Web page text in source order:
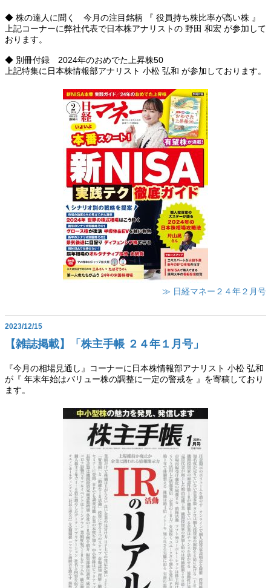
◆ 株の達人に聞く 今月の注目銘柄 『 役員持ち株比率が高い株 』
上記コーナーに弊社代表で日本株アナリストの 野田 和宏 が参加して
おります。
◆ 別冊付録 2024年のおめでた上昇株50
上記特集に日本株情報部アナリスト 小松 弘和 が参加しております。
≫ 日経マネー２４年２月号
2023/12/15
【雑誌掲載】「株主手帳 ２４年１月号」
『今月の相場見通し』コーナーに日本株情報部アナリスト 小松 弘和
が『 年末年始はバリュー株の調整に一定の警戒を 』を寄稿しており
ます。